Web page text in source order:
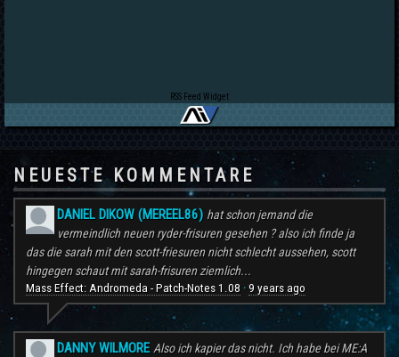
RSS Feed Widget
NEUESTE KOMMENTARE
DANIEL DIKOW (MEREEL86) hat schon jemand die
vermeindlich neuen ryder-frisuren gesehen ? also ich finde ja
das die sarah mit den scott-friesuren nicht schlecht aussehen, scott
hingegen schaut mit sarah-frisuren ziemlich...
Mass Effect: Andromeda - Patch-Notes 1.08 · 9 years ago
DANNY WILMORE Also ich kapier das nicht. Ich habe bei ME:A